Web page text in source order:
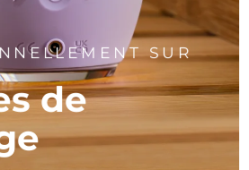
SUR
de